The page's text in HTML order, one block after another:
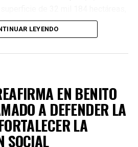
de 6.6 millones de árboles,
además de la dispersión de
país, que cada año pierde más
deforestación y enfrenta daños
LEYENDO
EN BENITO
A DEFENDER LA
LA
SOCIAL